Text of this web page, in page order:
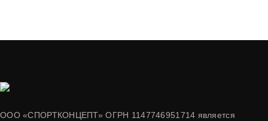
ООО «СПОРТКОНЦЕПТ» ОГРН 1147746951714 является